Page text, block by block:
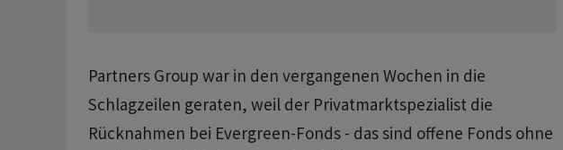
Partners Group war in den vergangenen Wochen in die
Schlagzeilen geraten, weil der Privatmarktspezialist die
Rücknahmen bei Evergreen-Fonds - das sind offene Fonds ohne